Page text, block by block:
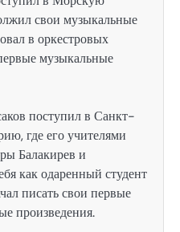
свои музыкальные
в оркестровых
музыкальные
поступил в Санкт-
где его учителями
Балакирев и
как одаренный студент
писать свои первые
произведения.